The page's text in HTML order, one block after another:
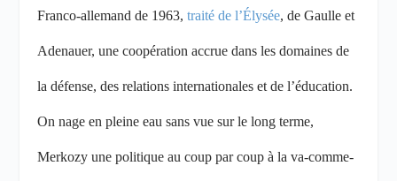
Franco-allemand de 1963,traité de l’Élysée, de Gaulle et
Adenauer, une coopération accrue dans les domaines de
la défense, des relations internationales et de l’éducation.
On nage en pleine eau sans vue sur le long terme,
Merkozy une politique au coup par coup à la va-comme-